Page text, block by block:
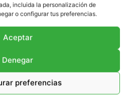
incluida la personalización de
o configurar tus preferencias.
Aceptar
Denegar
preferencias
RS-12157944
12157944 ; Apropiado
modelos varios ; Referencia